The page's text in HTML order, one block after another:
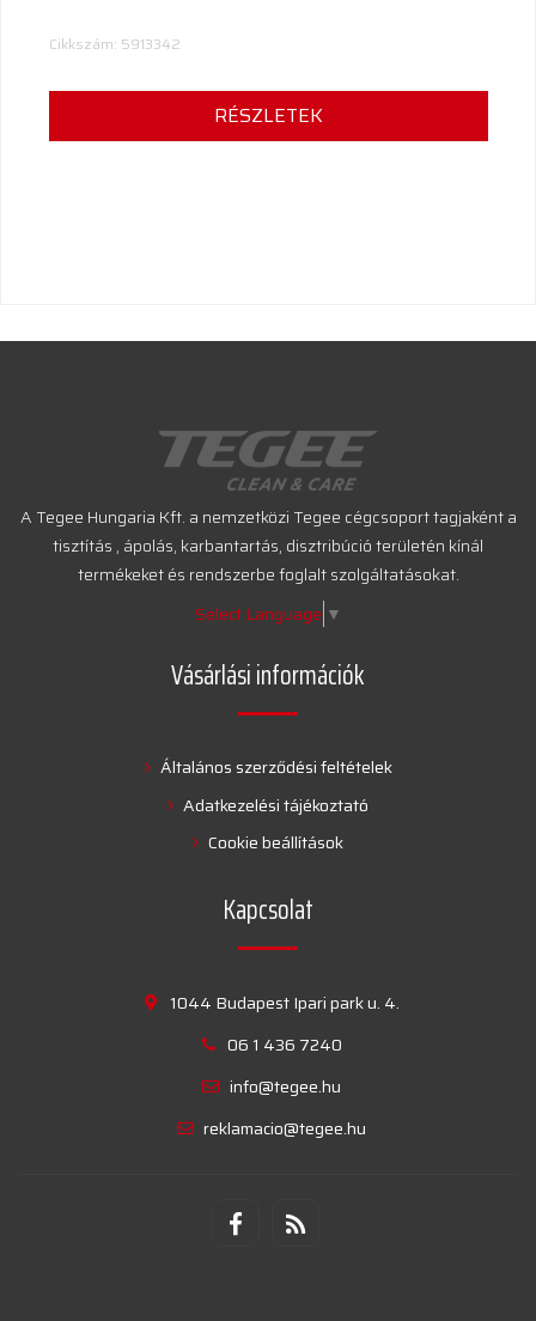
Cikkszám: 5913342
RÉSZLETEK
A Tegee Hungaria Kft. a nemzetközi Tegee cégcsoport tagjaként a
tisztítás , ápolás, karbantartás, disztribúció területén kínál
termékeket és rendszerbe foglalt szolgáltatásokat.
Select Language ▼
Vásárlási információk
Általános szerződési feltételek
Adatkezelési tájékoztató
Cookie beállítások
Kapcsolat
1044 Budapest Ipari park u. 4.
06 1 436 7240
info@tegee.hu
reklamacio@tegee.hu